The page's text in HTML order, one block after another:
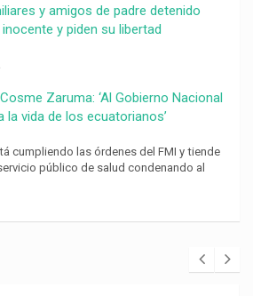
y amigos de padre detenido
y piden su libertad
Cosme Zaruma: ‘Al Gobierno Nacional
la vida de los ecuatorianos’
cumpliendo las órdenes del FMI y tiende
público de salud condenando al